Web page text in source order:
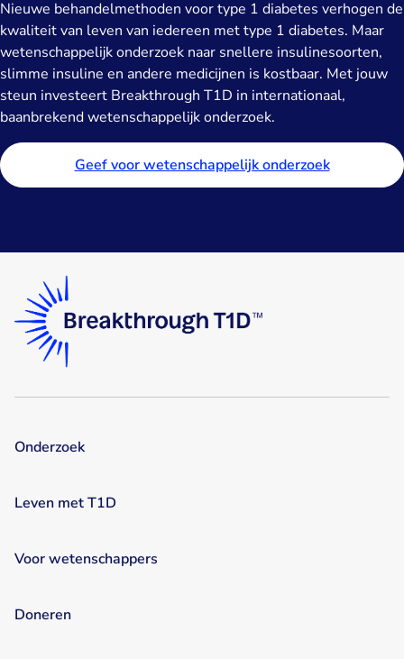
Nieuwe behandelmethoden voor type 1 diabetes verhogen de
kwaliteit van leven van iedereen met type 1 diabetes. Maar
wetenschappelijk onderzoek naar snellere insulinesoorten,
slimme insuline en andere medicijnen is kostbaar. Met jouw
steun investeert Breakthrough T1D in internationaal,
baanbrekend wetenschappelijk onderzoek.
Geef voor wetenschappelijk onderzoek
Onderzoek
Leven met T1D
Voor wetenschappers
Doneren